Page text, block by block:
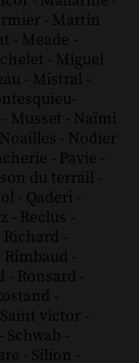
- Martin
- Meade -
- Miguel
- Mistral -
-
- Musset - Naïmi
Noailles - Nodier
- Pavie -
du terrail -
- Qaderi -
- Reclus -
Richard -
Rimbaud -
- Ronsard -
-
Saint victor -
- Schwab -
- Silion -